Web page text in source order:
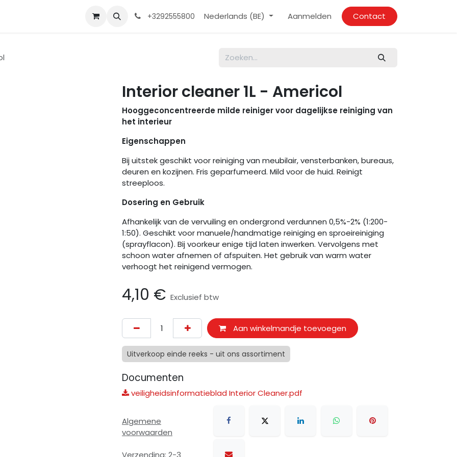
+3292555800 Nederlands (BE) Aanmelden Contact
Interior cleaner 1L - Americol
Hooggeconcentreerde milde reiniger voor dagelijkse reiniging van
het interieur
Eigenschappen
Bij uitstek geschikt voor reiniging van meubilair, vensterbanken, bureaus,
deuren en kozijnen. Fris geparfumeerd. Mild voor de huid. Reinigt
streeploos.
Dosering en Gebruik
Afhankelijk van de vervuiling en ondergrond verdunnen 0,5%-2% (1:200-
1:50). Geschikt voor manuele/handmatige reiniging en sproeireiniging
(sprayflacon). Bij voorkeur enige tijd laten inwerken. Vervolgens met
schoon water afnemen of afspuiten. Het gebruik van warm water
verhoogt het reinigend vermogen.
4,10 € Exclusief btw
Aan winkelmandje toevoegen
Uitverkoop einde reeks - uit ons assortiment
Documenten
veiligheidsinformatieblad Interior Cleaner.pdf
Algemene
voorwaarden
Verzending: 2-3